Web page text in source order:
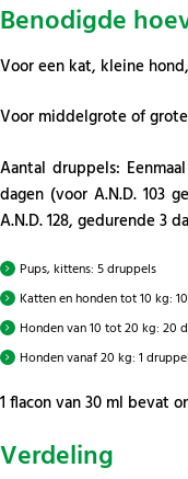
Benodigde
Voor een kat, kleine
Voor middelgrote of
Aantal druppels:
dagen (voor A.N.D. 103
A.N.D. 128, gedurende 3
Pups, kittens: 5 druppels
Katten en honden tot 10 kg:
Honden van 10 tot 20 kg: 20
Honden vanaf 20 kg: 1
1 flacon van 30 ml bevat
Verdeling